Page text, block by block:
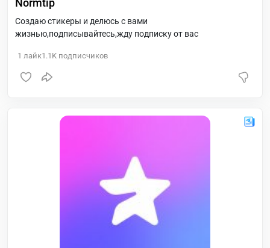
Normtip
Cоздаю стикеры и делюсь с вами
жизнью,подписывайтесь,жду подписку от вас
1 лайк1.1K подписчиков